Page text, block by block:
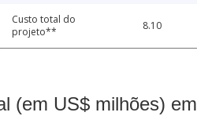
Custo total do
projeto**
8.10
(em US$ milhões)